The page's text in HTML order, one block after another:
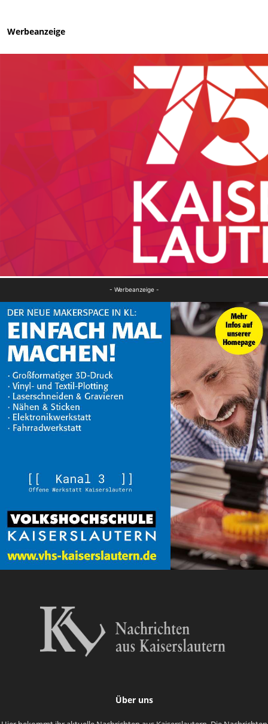
Werbeanzeige
- Werbeanzeige -
Über uns